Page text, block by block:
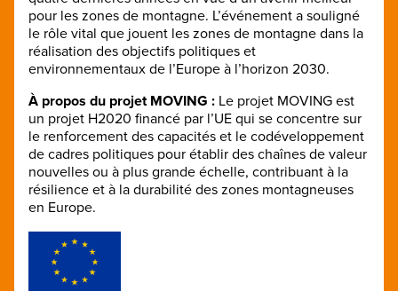
pour les zones de montagne. L’événement a souligné
le rôle vital que jouent les zones de montagne dans la
réalisation des objectifs politiques et
environnementaux de l’Europe à l’horizon 2030.
À propos du projet MOVING : Le projet MOVING est
un projet H2020 financé par l’UE qui se concentre sur
le renforcement des capacités et le codéveloppement
de cadres politiques pour établir des chaînes de valeur
nouvelles ou à plus grande échelle, contribuant à la
résilience et à la durabilité des zones montagneuses
en Europe.